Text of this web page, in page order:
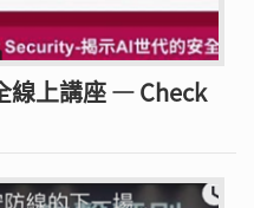
線上講座 — Check